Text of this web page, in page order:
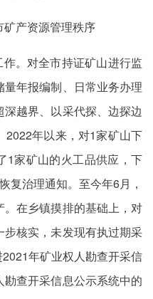
矿产资源管理秩序
。对全市持证矿山进行监
年报编制、日常业务办理
越界、以采代探、边探边
2022年以来，对1家矿山下
1家矿山的火工品供应，下
复治理通知。至今年6月，
在乡镇摸排的基础上，对
核实，未发现有执过期采
年矿业权人勘查开采信
查开采信息公示系统中的